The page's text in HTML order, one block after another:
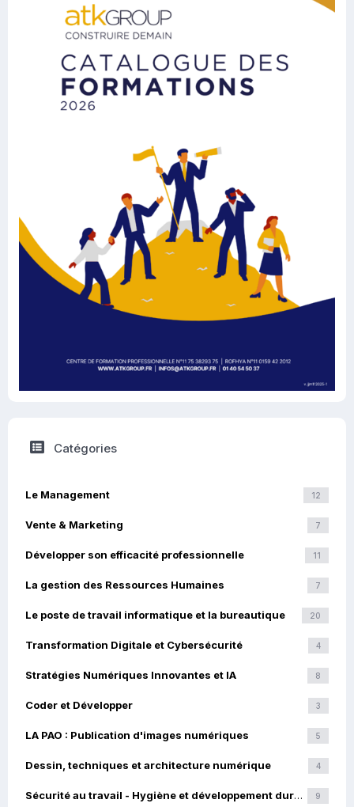
Catégories
12
Le Management
7
Vente & Marketing
11
Développer son efficacité professionnelle
7
La gestion des Ressources Humaines
20
Le poste de travail informatique et la bureautique
4
Transformation Digitale et Cybersécurité
8
Stratégies Numériques Innovantes et IA
3
Coder et Développer
5
LA PAO : Publication d'images numériques
4
Dessin, techniques et architecture numérique
9
Sécurité au travail - Hygiène et développement durable